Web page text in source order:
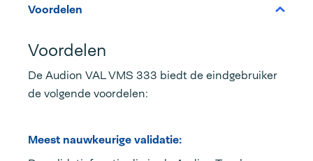
Voordelen
Voordelen
De Audion VAL VMS 333 biedt de eindgebruiker
de volgende voordelen:
Meest nauwkeurige validatie: